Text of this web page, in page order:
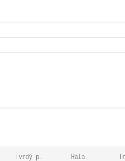
Tvrdý p. Hala